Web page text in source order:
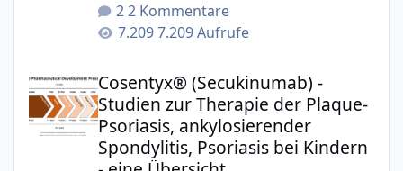
2 Kommentare
7.209 Aufrufe
Cosentyx® (Secukinumab) -
Studien zur Therapie der Plaque-
Psoriasis, ankylosierender
Spondylitis, Psoriasis bei Kindern